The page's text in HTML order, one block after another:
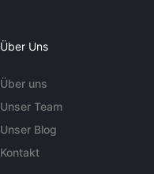
Über Uns
Über uns
Unser Team
Unser Blog
Kontakt